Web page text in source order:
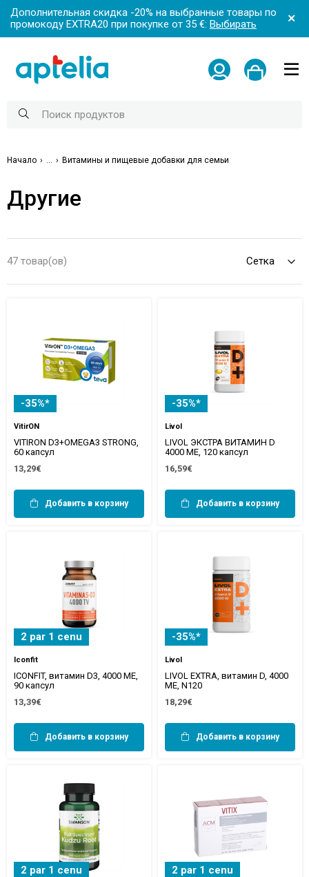
Дополнительная скидка -20% на выбранные товары по
промокоду EXTRA20 при покупке от 35 €: Выбирать
Начало Витамины и пищевые добавки для семьи
Другие
47 товар(ов)
-35%*
VitirON
VITIRON D3+OMEGA3 STRONG,
60 капсул
13,29€
Добавить в корзину
-35%*
Livol
LIVOL ЭКСТРА ВИТАМИН D
4000 МЕ, 120 капсул
16,59€
Добавить в корзину
2 par 1 cenu
Iconfit
ICONFIT, витамин D3, 4000 МЕ,
90 капсул
13,39€
Добавить в корзину
-35%*
Livol
LIVOL EXTRA, витамин D, 4000
МЕ, N120
18,29€
Добавить в корзину
2 par 1 cenu 2 par 1 cenu